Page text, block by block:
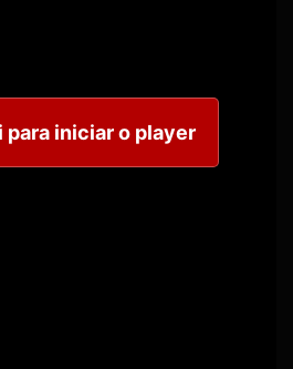
para iniciar o player